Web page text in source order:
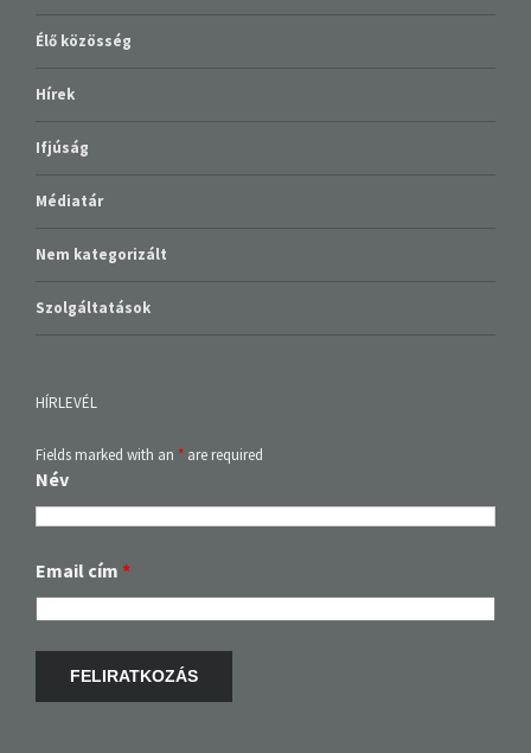
Élő közösség
Hírek
Ifjúság
Médiatár
Nem kategorizált
Szolgáltatások
HÍRLEVÉL
Fields marked with an * are required
Név
Email cím *